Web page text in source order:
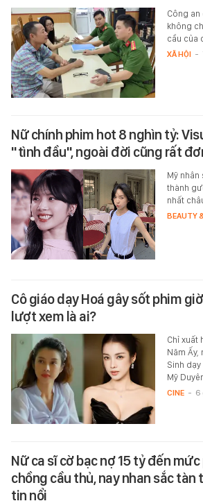
Công
không
cầu của
XÃ HỘI -
Nữ chính phim hot 8 nghìn tỷ:
"tình đầu", ngoài đời cũng rất
Mỹ
thành
nhất
BEAUTY
Cô giáo dạy Hoá gây sốt phim
lượt xem là ai?
Chỉ xuất
Năm
Sinh
Mỹ
CINE - 6
Nữ ca sĩ cờ bạc nợ 15 tỷ đến
chồng cầu thủ, nay nhan sắc tàn
tin nổi